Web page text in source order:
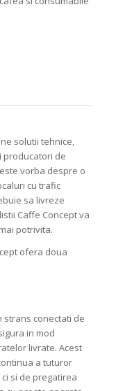
solutii tehnice,
producatori de
este vorba despre o
cu trafic
sa livreze
Caffe Concept va
potrivita.
ofera doua
strans conectati de
in mod
livrate. Acest
a tuturor
si de pregatirea